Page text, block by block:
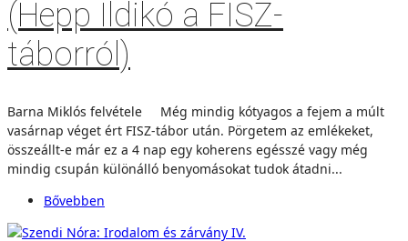
(Hepp Ildikó a FISZ-
táborról)
Barna Miklós felvétele Még mindig kótyagos a fejem a múlt
vasárnap véget ért FISZ-tábor után. Pörgetem az emlékeket,
összeállt-e már ez a 4 nap egy koherens egésszé vagy még
mindig csupán különálló benyomásokat tudok átadni...
Bővebben